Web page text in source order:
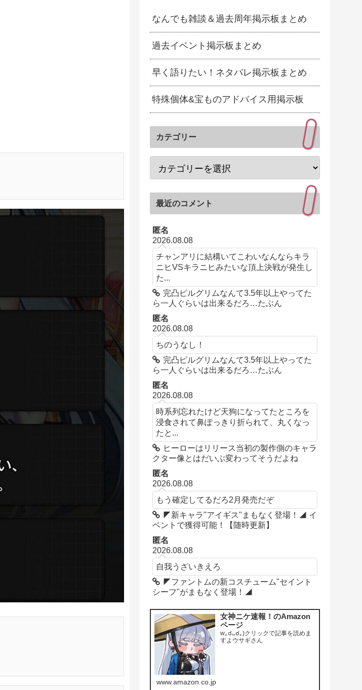
なんでも雑談＆過去周年掲示板まとめ
過去イベント掲示板まとめ
早く語りたい！ネタバレ掲示板まとめ
特殊個体&宝ものアドバイス用掲示板
カテゴリー
最近のコメント
匿名
2026.08.08
チャンアリに結構いてこわいなんならキラ
ニヒVSキラニヒみたいな頂上決戦が発生し
た...
完凸ピルグリムなんて3.5年以上やってた
ら一人ぐらいは出来るだろ…たぶん
匿名
2026.08.08
ちのうなし！
完凸ピルグリムなんて3.5年以上やってた
ら一人ぐらいは出来るだろ…たぶん
匿名
2026.08.08
時系列忘れたけど天狗になってたところを
浸食されて鼻ぽっきり折られて、丸くなっ
たと...
ヒーローはリリース当初の製作側のキャラ
クター像とはだいぶ変わってそうだよね
匿名
2026.08.08
もう確定してるだろ2月発売だぞ
◤新キャラ"アイギス"まもなく登場！◢ イ
ベントで獲得可能！【随時更新】
匿名
2026.08.08
自我うざいきえろ
◤ファントムの新コスチューム"セイント
シーフ"がまもなく登場！◢
女神ニケ速報！のAmazon
ページ
w｡☌ᴗ☌｡)クリックで記事を読めま
すよウサギさん
www.amazon.co.jp